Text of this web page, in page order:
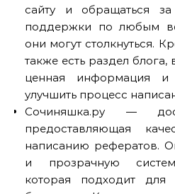
сайту и обращаться
поддержки по любым
они могут столкнуться.
также есть раздел
ценная информация
улучшить процесс
Сочиняшка.ру —
предоставляющая
написанию рефератов.
и прозрачную
которая подходит